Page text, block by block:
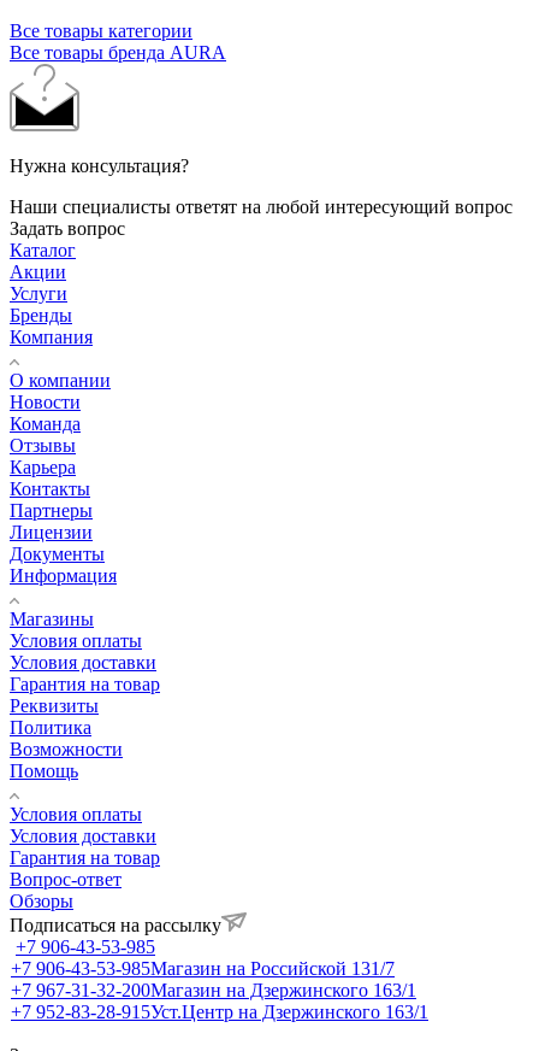
Все товары категории
Все товары бренда AURA
Нужна консультация?
Наши специалисты ответят на любой интересующий вопрос
Задать вопрос
Каталог
Акции
Услуги
Бренды
Компания
О компании
Новости
Команда
Отзывы
Карьера
Контакты
Партнеры
Лицензии
Документы
Информация
Магазины
Условия оплаты
Условия доставки
Гарантия на товар
Реквизиты
Политика
Возможности
Помощь
Условия оплаты
Условия доставки
Гарантия на товар
Вопрос-ответ
Обзоры
Подписаться на рассылку
+7 906-43-53-985
+7 906-43-53-985Магазин на Российской 131/7
+7 967-31-32-200Магазин на Дзержинского 163/1
+7 952-83-28-915Уст.Центр на Дзержинского 163/1